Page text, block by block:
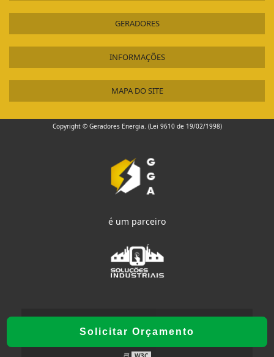
Solicitar Orçamento
GERADORES
INFORMAÇÕES
MAPA DO SITE
Copyright © Geradores Energia. (Lei 9610 de 19/02/1998)
é um parceiro